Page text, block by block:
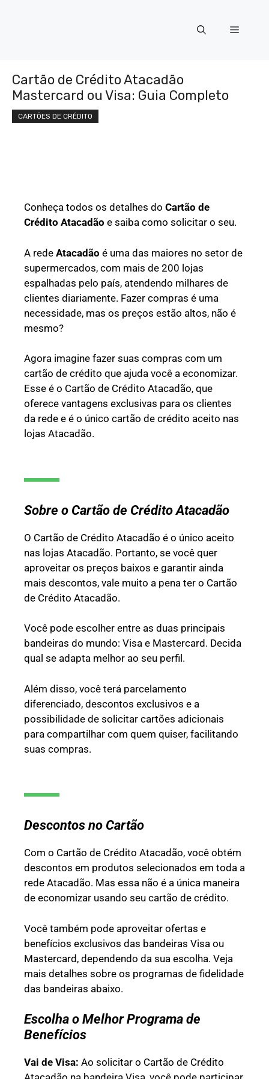
Cartão de Crédito Atacadão
Mastercard ou Visa: Guia Completo
CARTÕES DE CRÉDITO
Conheça todos os detalhes do Cartão de
Crédito Atacadão e saiba como solicitar o seu.
A rede Atacadão é uma das maiores no setor de
supermercados, com mais de 200 lojas
espalhadas pelo país, atendendo milhares de
clientes diariamente. Fazer compras é uma
necessidade, mas os preços estão altos, não é
mesmo?
Agora imagine fazer suas compras com um
cartão de crédito que ajuda você a economizar.
Esse é o Cartão de Crédito Atacadão, que
oferece vantagens exclusivas para os clientes
da rede e é o único cartão de crédito aceito nas
lojas Atacadão.
Sobre o Cartão de Crédito Atacadão
O Cartão de Crédito Atacadão é o único aceito
nas lojas Atacadão. Portanto, se você quer
aproveitar os preços baixos e garantir ainda
mais descontos, vale muito a pena ter o Cartão
de Crédito Atacadão.
Você pode escolher entre as duas principais
bandeiras do mundo: Visa e Mastercard. Decida
qual se adapta melhor ao seu perfil.
Além disso, você terá parcelamento
diferenciado, descontos exclusivos e a
possibilidade de solicitar cartões adicionais
para compartilhar com quem quiser, facilitando
suas compras.
Descontos no Cartão
Com o Cartão de Crédito Atacadão, você obtém
descontos em produtos selecionados em toda a
rede Atacadão. Mas essa não é a única maneira
de economizar usando seu cartão de crédito.
Você também pode aproveitar ofertas e
benefícios exclusivos das bandeiras Visa ou
Mastercard, dependendo da sua escolha. Veja
mais detalhes sobre os programas de fidelidade
das bandeiras abaixo.
Escolha o Melhor Programa de
Benefícios
Vai de Visa: Ao solicitar o Cartão de Crédito